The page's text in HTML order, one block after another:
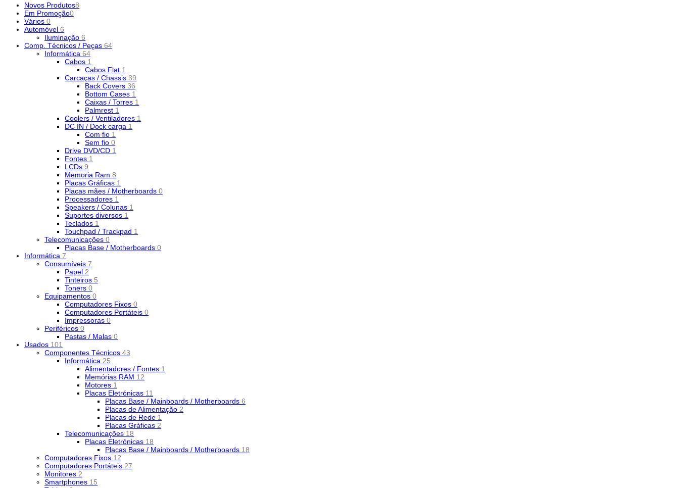
Novos Produtos8
Em Promoção0
Vários 0
Automóvel 6
Iluminação 6
Comp. Técnicos / Peças 64
Informática 64
Cabos 1
Cabos Flat 1
Carcaças / Chassis 39
Back Covers 36
Bottom Cases 1
Caixas / Torres 1
Palmrest 1
Coolers / Ventiladores 1
DC IN / Dock carga 1
Com fio 1
Sem fio 0
Drive DVD/CD 1
Fontes 1
LCDs 9
Memoria Ram 8
Placas Gráficas 1
Placas mães / Motherboards 0
Processadores 1
Speakers / Colunas 1
Suportes diversos 1
Teclados 1
Touchpad / Trackpad 1
Telecomunicações 0
Placas Base / Motherboards 0
Informática 7
Consumíveis 7
Papel 2
Tinteiros 5
Toners 0
Equipamentos 0
Computadores Fixos 0
Computadores Portáteis 0
Impressoras 0
Periféricos 0
Pastas / Malas 0
Usados 101
Componentes Técnicos 43
Informática 25
Alimentadores / Fontes 1
Memórias RAM 12
Motores 1
Placas Eletrónicas 11
Placas Base / Mainboards / Motherboards 6
Placas de Alimentação 2
Placas de Rede 1
Placas Gráficas 2
Telecomunicações 18
Placas Eletrónicas 18
Placas Base / Mainboards / Motherboards 18
Computadores Fixos 12
Computadores Portáteis 27
Monitores 2
Smartphones 15